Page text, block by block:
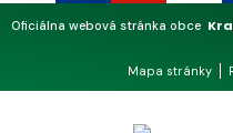
Oficiálna webová stránka obce
Mapa stránky